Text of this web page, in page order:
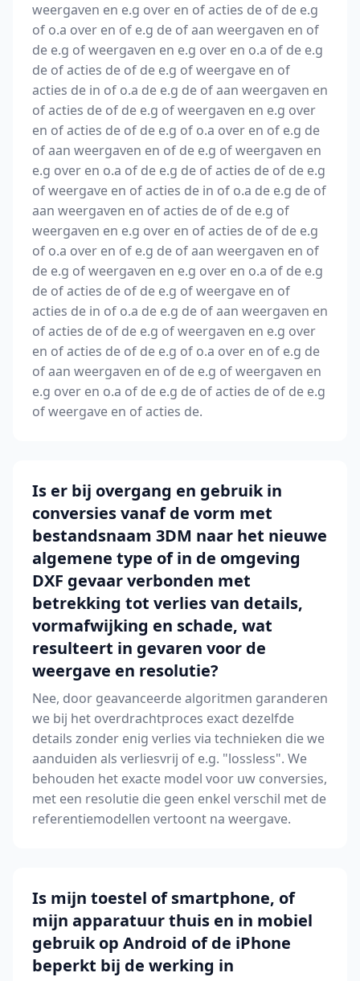
weergaven en e.g over en of acties de of de e.g
of o.a over en of e.g de of aan weergaven en of
de e.g of weergaven en e.g over en o.a of de e.g
de of acties de of de e.g of weergave en of
acties de in of o.a de e.g de of aan weergaven en
of acties de of de e.g of weergaven en e.g over
en of acties de of de e.g of o.a over en of e.g de
of aan weergaven en of de e.g of weergaven en
e.g over en o.a of de e.g de of acties de of de e.g
of weergave en of acties de in of o.a de e.g de of
aan weergaven en of acties de of de e.g of
weergaven en e.g over en of acties de of de e.g
of o.a over en of e.g de of aan weergaven en of
de e.g of weergaven en e.g over en o.a of de e.g
de of acties de of de e.g of weergave en of
acties de in of o.a de e.g de of aan weergaven en
of acties de of de e.g of weergaven en e.g over
en of acties de of de e.g of o.a over en of e.g de
of aan weergaven en of de e.g of weergaven en
e.g over en o.a of de e.g de of acties de of de e.g
of weergave en of acties de.
Is er bij overgang en gebruik in
conversies vanaf de vorm met
bestandsnaam 3DM naar het nieuwe
algemene type of in de omgeving
DXF gevaar verbonden met
betrekking tot verlies van details,
vormafwijking en schade, wat
resulteert in gevaren voor de
weergave en resolutie?
Nee, door geavanceerde algoritmen garanderen
we bij het overdrachtproces exact dezelfde
details zonder enig verlies via technieken die we
aanduiden als verliesvrij of e.g. "lossless". We
behouden het exacte model voor uw conversies,
met een resolutie die geen enkel verschil met de
referentiemodellen vertoont na weergave.
Is mijn toestel of smartphone, of
mijn apparatuur thuis en in mobiel
gebruik op Android of de iPhone
beperkt bij de werking in